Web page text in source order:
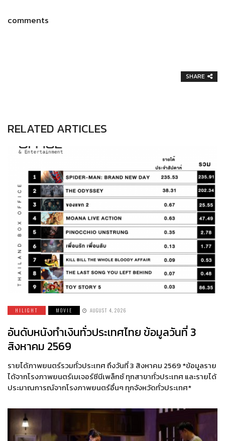
comments
SHARE
RELATED ARTICLES
HILIGHT MOVIE AUGUST 4, 2026
อันดับหนังทำเงินทั่วประเทศไทย ข้อมูลวันที่ 3
สิงหาคม 2569
รายได้ภาพยนตร์รวมทั่วประเทศ ถึงวันที่ 3 สิงหาคม 2569 *ข้อมูลราย
ได้จากโรงภาพยนตร์เมเจอร์ซีนีเพล็กซ์ ทุกสาขาทั่วประเทศ และรายได้
ประมาณการณ์จากโรงภาพยนตร์อื่นๆ ทุกจังหวัดทั่วประเทศ*